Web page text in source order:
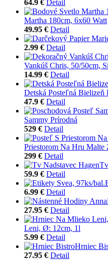
64.9 € Detail
Martha 180cm, 6x60 Watt
49.95 € Detail
2.99 € Detail
Vankúš Chris, 50/50cm,
14.99 € Detail
Detská Posteľná
47.9 € Detail
Sammy Prírodná
529 € Detail
Priestorom Na Hru Malte
299 € Detail
59.9 € Detail
6.99 € Detail
27.95 € Detail
Leni, Ø: 12cm, 1l
5.99 € Detail
Hrniec
27.95 € Detail